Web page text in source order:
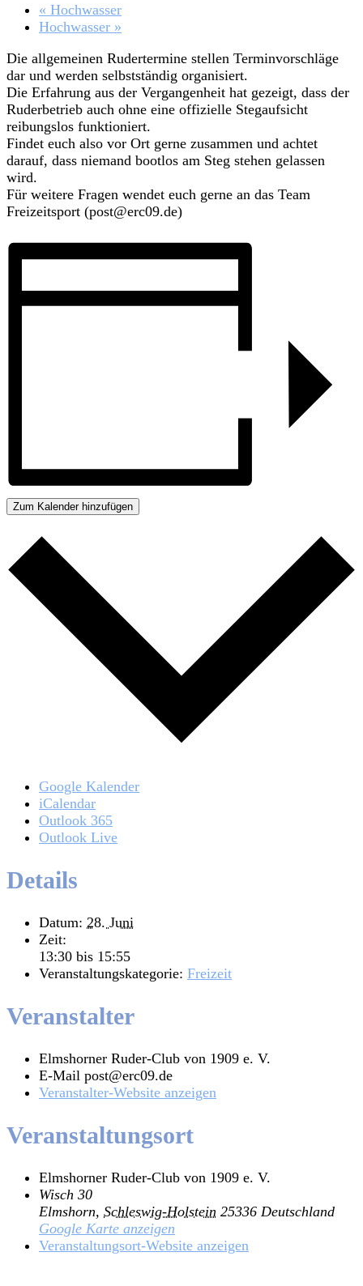
« Hochwasser
Hochwasser »
Die allgemeinen Rudertermine stellen Terminvorschläge
dar und werden selbstständig organisiert.
Die Erfahrung aus der Vergangenheit hat gezeigt, dass der
Ruderbetrieb auch ohne eine offizielle Stegaufsicht
reibungslos funktioniert.
Findet euch also vor Ort gerne zusammen und achtet
darauf, dass niemand bootlos am Steg stehen gelassen
wird.
Für weitere Fragen wendet euch gerne an das Team
Freizeitsport (post@erc09.de)
Zum Kalender hinzufügen
Google Kalender
iCalendar
Outlook 365
Outlook Live
Details
Datum: 28. Juni
Zeit:
13:30 bis 15:55
Veranstaltungskategorie: Freizeit
Veranstalter
Elmshorner Ruder-Club von 1909 e. V.
E-Mail post@erc09.de
Veranstalter-Website anzeigen
Veranstaltungsort
Elmshorner Ruder-Club von 1909 e. V.
Wisch 30
Elmshorn, Schleswig-Holstein 25336 Deutschland
Google Karte anzeigen
Veranstaltungsort-Website anzeigen